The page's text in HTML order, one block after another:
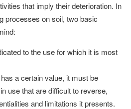
that imply their deterioration. In
processes on soil, two basic
to the use for which it is most
a certain value, it must be
use that are difficult to reverse,
and limitations it presents.